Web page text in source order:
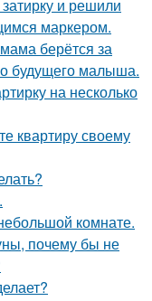
и решили
маркером.
берётся за
будущего малыша.
на несколько
квартиру своему
комнате.
почему бы не